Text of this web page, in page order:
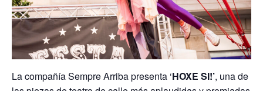
La compañía Sempre Arriba presenta ‘HOXE SI!’, una de